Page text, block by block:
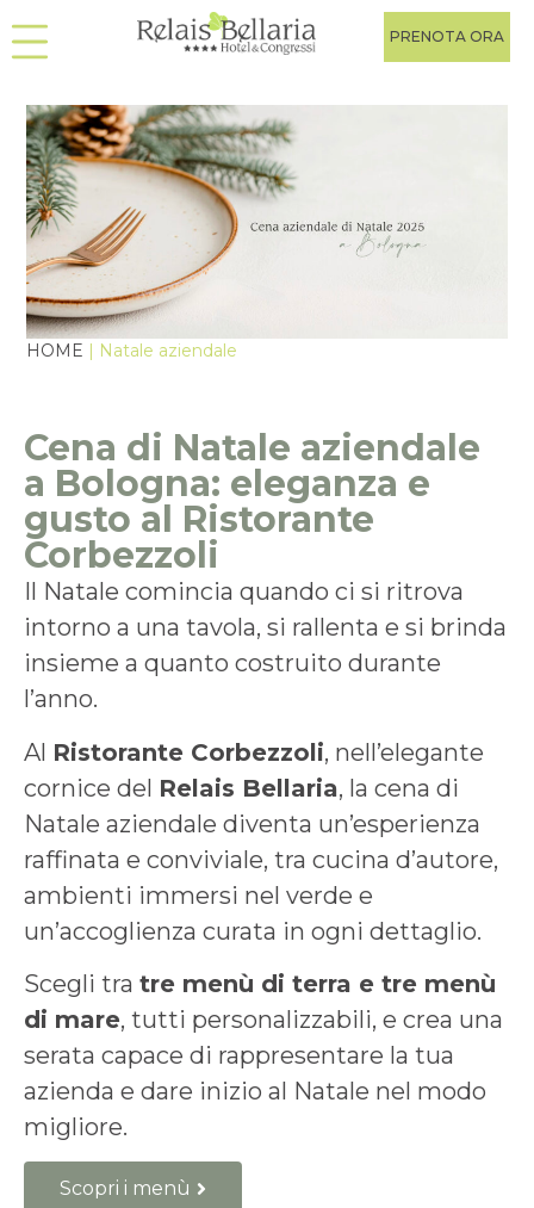
PRENOTA ORA
HOME | Natale aziendale
Cena di Natale aziendale
a Bologna: eleganza e
gusto al Ristorante
Corbezzoli
Il Natale comincia quando ci si ritrova
intorno a una tavola, si rallenta e si brinda
insieme a quanto costruito durante
l’anno.
Al Ristorante Corbezzoli, nell’elegante
cornice del Relais Bellaria, la cena di
Natale aziendale diventa un’esperienza
raffinata e conviviale, tra cucina d’autore,
ambienti immersi nel verde e
un’accoglienza curata in ogni dettaglio.
Scegli tra tre menù di terra e tre menù
di mare, tutti personalizzabili, e crea una
serata capace di rappresentare la tua
azienda e dare inizio al Natale nel modo
migliore.
Scopri i menù